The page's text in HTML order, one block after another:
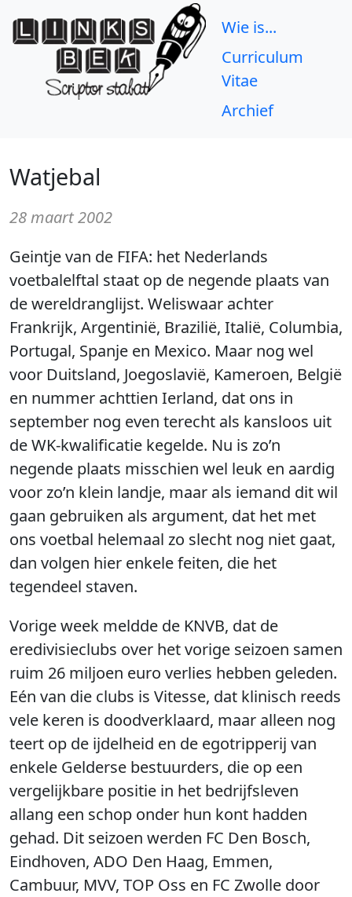
Wie is...
Curriculum
Vitae
Archief
Watjebal
28 maart 2002
Geintje van de FIFA: het Nederlands
voetbalelftal staat op de negende plaats van
de wereldranglijst. Weliswaar achter
Frankrijk, Argentinië, Brazilië, Italië, Columbia,
Portugal, Spanje en Mexico. Maar nog wel
voor Duitsland, Joegoslavië, Kameroen, België
en nummer achttien Ierland, dat ons in
september nog even terecht als kansloos uit
de WK-kwalificatie kegelde. Nu is zo’n
negende plaats misschien wel leuk en aardig
voor zo’n klein landje, maar als iemand dit wil
gaan gebruiken als argument, dat het met
ons voetbal helemaal zo slecht nog niet gaat,
dan volgen hier enkele feiten, die het
tegendeel staven.
Vorige week meldde de KNVB, dat de
eredivisieclubs over het vorige seizoen samen
ruim 26 miljoen euro verlies hebben geleden.
Eén van die clubs is Vitesse, dat klinisch reeds
vele keren is doodverklaard, maar alleen nog
teert op de ijdelheid en de egotripperij van
enkele Gelderse bestuurders, die op een
vergelijkbare positie in het bedrijfsleven
allang een schop onder hun kont hadden
gehad. Dit seizoen werden FC Den Bosch,
Eindhoven, ADO Den Haag, Emmen,
Cambuur, MVV, TOP Oss en FC Zwolle door